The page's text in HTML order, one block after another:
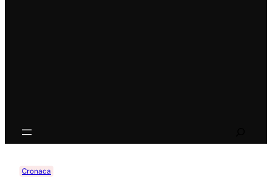
Cronaca